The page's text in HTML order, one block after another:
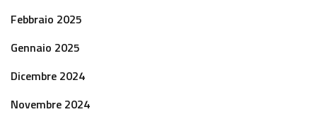
Febbraio 2025
Gennaio 2025
Dicembre 2024
Novembre 2024